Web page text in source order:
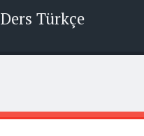
Ders Türkçe